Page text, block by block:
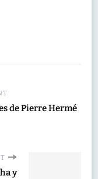
de Pierre Hermé
y